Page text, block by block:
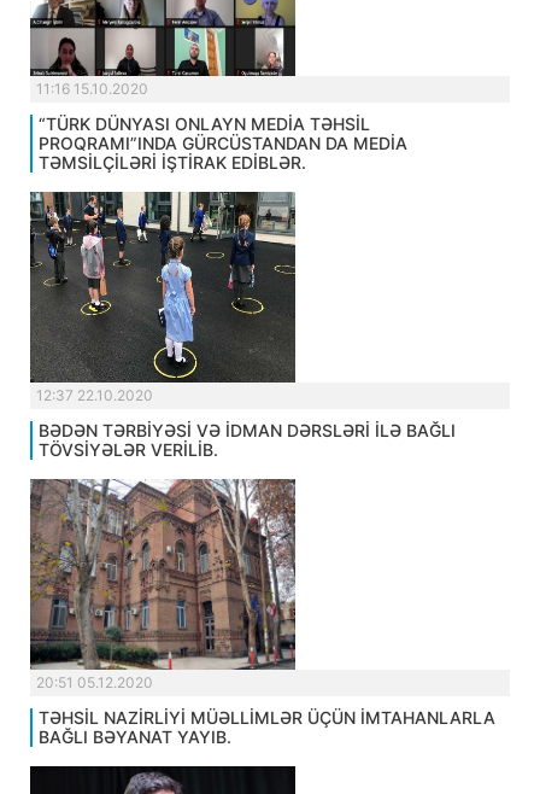
11:16 15.10.2020
“TÜRK DÜNYASI ONLAYN MEDİA TƏHSİL
PROQRAMI”INDA GÜRCÜSTANDAN DA MEDİA
TƏMSİLÇİLƏRİ İŞTİRAK EDİBLƏR.
12:37 22.10.2020
BƏDƏN TƏRBİYƏSİ VƏ İDMAN DƏRSLƏRİ İLƏ BAĞLI
TÖVSİYƏLƏR VERİLİB.
20:51 05.12.2020
TƏHSİL NAZİRLİYİ MÜƏLLİMLƏR ÜÇÜN İMTAHANLARLA
BAĞLI BƏYANAT YAYIB.